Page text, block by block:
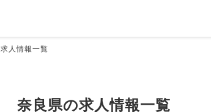
求人情報一覧
奈良県の求人情報一覧